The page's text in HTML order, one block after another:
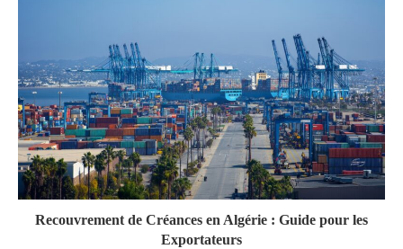
Recouvrement de Créances en Algérie : Guide pour les
Exportateurs